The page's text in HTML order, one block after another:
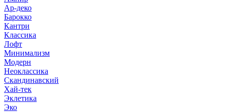
Ар-деко
Барокко
Кантри
Классика
Лофт
Минимализм
Модерн
Неоклассика
Скандинавский
Хай-тек
Эклетика
Эко